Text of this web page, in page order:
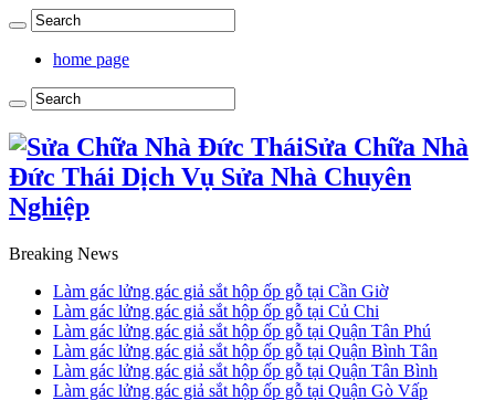
home page
Sửa Chữa Nhà
Đức Thái Dịch Vụ Sửa Nhà Chuyên
Nghiệp
Breaking News
Làm gác lửng gác giả sắt hộp ốp gỗ tại Cần Giờ
Làm gác lửng gác giả sắt hộp ốp gỗ tại Củ Chi
Làm gác lửng gác giả sắt hộp ốp gỗ tại Quận Tân Phú
Làm gác lửng gác giả sắt hộp ốp gỗ tại Quận Bình Tân
Làm gác lửng gác giả sắt hộp ốp gỗ tại Quận Tân Bình
Làm gác lửng gác giả sắt hộp ốp gỗ tại Quận Gò Vấp